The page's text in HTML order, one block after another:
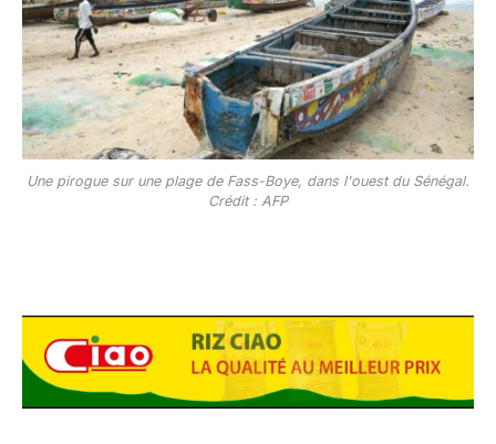
Une pirogue sur une plage de Fass-Boye, dans l'ouest du Sénégal.
Crédit : AFP